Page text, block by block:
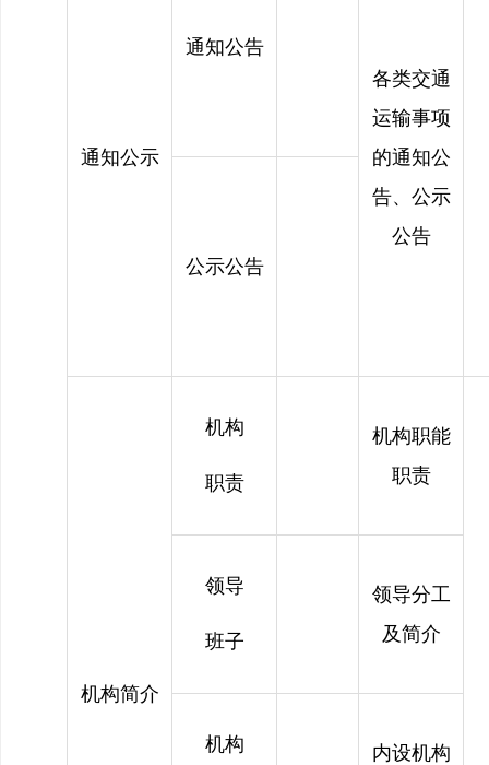
通知公示
通知公告
各类交通
运输事项
的通知公
告、公示
公告
公示公告
机构简介
机构
职责
机构职能
职责
领导
班子
领导分工
及简介
机构
内设机构